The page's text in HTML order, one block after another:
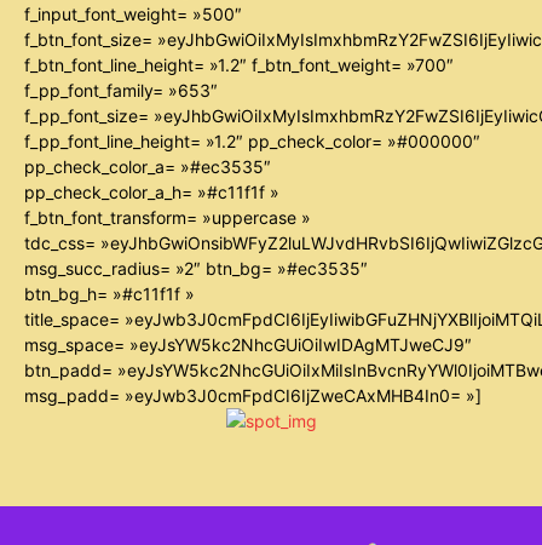
f_input_font_weight= »500″
f_btn_font_size=
f_btn_font_line_height= »1.2″ f_btn_font_weight= »700″
f_pp_font_family= »653″
f_pp_font_size=
f_pp_font_line_height= »1.2″ pp_check_color= »#000000″
pp_check_color_a= »#ec3535″
pp_check_color_a_h= »#c11f1f »
f_btn_font_transform= »uppercase »
tdc_css=
msg_succ_radius= »2″ btn_bg= »#ec3535″
btn_bg_h= »#c11f1f »
title_space=
msg_space= »eyJsYW5kc2NhcGUiOiIwIDAgMTJweCJ9″
btn_padd=
msg_padd= »eyJwb3J0cmFpdCI6IjZweCAxMHB4In0= »]